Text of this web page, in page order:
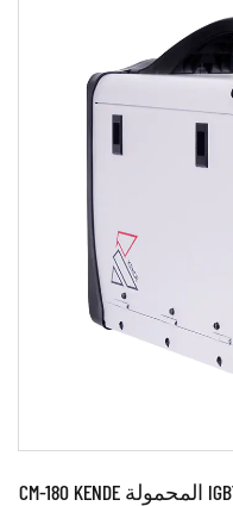
CM-180 KENDE المحمولة IGBT ماكينة لحام بالكهرباء LCD MIG MAG